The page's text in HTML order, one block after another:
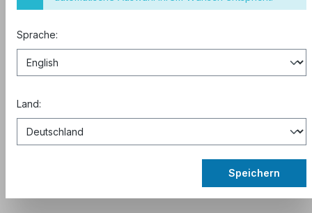
Sprache:
Land:
Speichern